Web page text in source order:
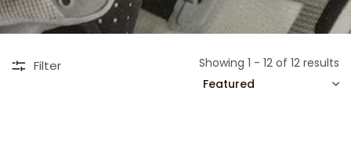
Filter Showing 1 - 12 of 12 results